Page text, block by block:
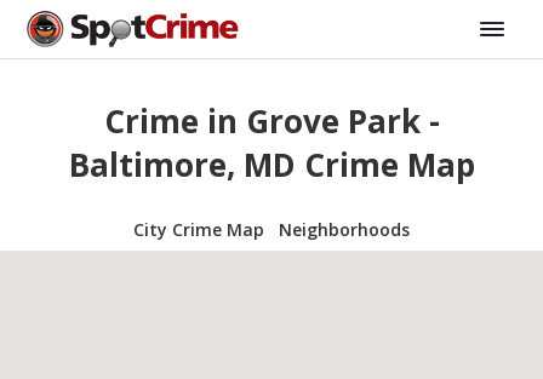
Crime in Grove Park -
Baltimore, MD Crime Map
City Crime Map Neighborhoods